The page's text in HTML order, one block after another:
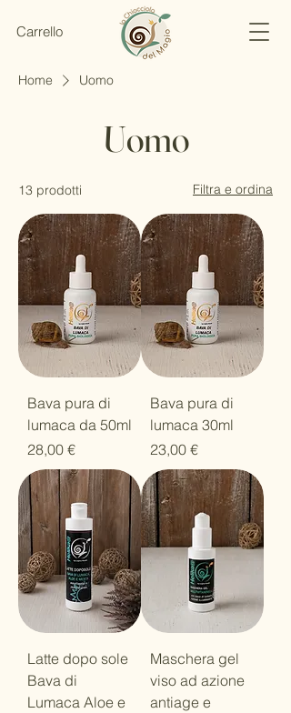
Carrello
Home Uomo
Uomo
13 prodotti Filtra e ordina
Bava pura di
lumaca da 50ml
Prezzo
28,00 €
Bava pura di
lumaca 30ml
Prezzo
23,00 €
Latte dopo sole
Bava di
Lumaca Aloe e
Maschera gel
viso ad azione
antiage e